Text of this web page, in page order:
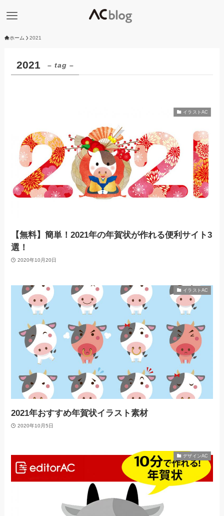
ホーム 2021
2021 – tag –
イラストAC
【無料】簡単！2021年の年賀状が作れる便利サイト3
選！
2020年10月20日
イラストAC
2021年おすすめ年賀状イラスト素材
2020年10月5日
デザインAC